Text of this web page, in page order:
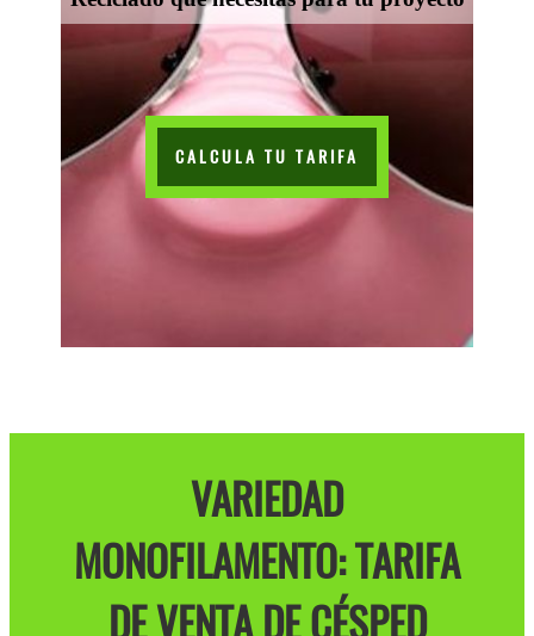
CALCULA TU TARIFA
VARIEDAD
MONOFILAMENTO: TARIFA
DE VENTA DE CÉSPED